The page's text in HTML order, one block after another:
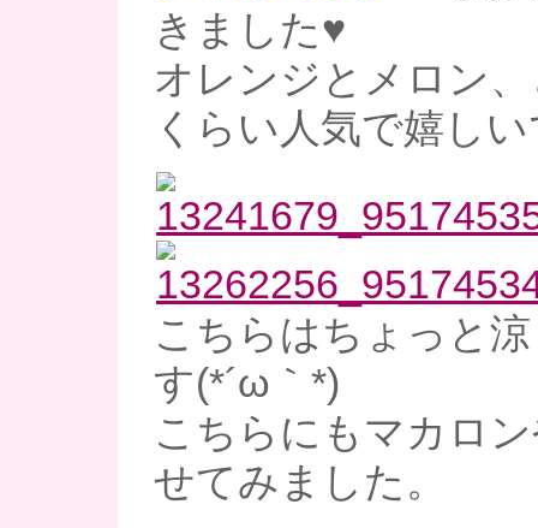
きました♥
オレンジとメロン
くらい人気で嬉し
こちらはちょっと
す(*´ω｀*)
こちらにもマカロ
せてみました。